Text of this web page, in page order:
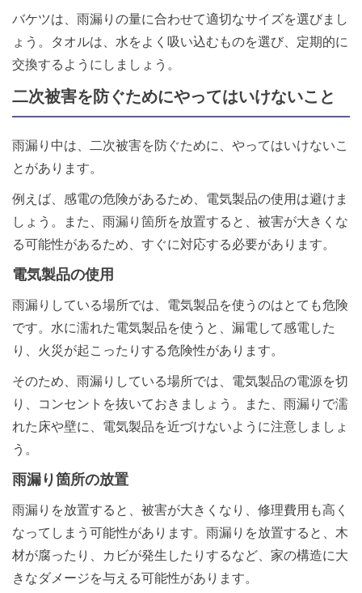
バケツは、雨漏りの量に合わせて適切なサイズを選びまし
ょう。タオルは、水をよく吸い込むものを選び、定期的に
交換するようにしましょう。
二次被害を防ぐためにやってはいけないこと
雨漏り中は、二次被害を防ぐために、やってはいけないこ
とがあります。
例えば、感電の危険があるため、電気製品の使用は避けま
しょう。また、雨漏り箇所を放置すると、被害が大きくな
る可能性があるため、すぐに対応する必要があります。
電気製品の使用
雨漏りしている場所では、電気製品を使うのはとても危険
です。水に濡れた電気製品を使うと、漏電して感電した
り、火災が起こったりする危険性があります。
そのため、雨漏りしている場所では、電気製品の電源を切
り、コンセントを抜いておきましょう。また、雨漏りで濡
れた床や壁に、電気製品を近づけないように注意しましょ
う。
雨漏り箇所の放置
雨漏りを放置すると、被害が大きくなり、修理費用も高く
なってしまう可能性があります。雨漏りを放置すると、木
材が腐ったり、カビが発生したりするなど、家の構造に大
きなダメージを与える可能性があります。